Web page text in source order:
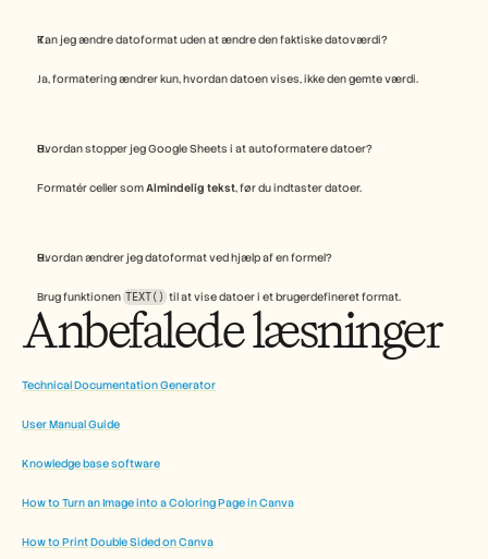
Kan jeg ændre datoformat uden at ændre den faktiske datoværdi?
Ja, formatering ændrer kun, hvordan datoen vises, ikke den gemte værdi.
Hvordan stopper jeg Google Sheets i at autoformatere datoer?
Formatér celler som Almindelig tekst, før du indtaster datoer.
Hvordan ændrer jeg datoformat ved hjælp af en formel?
Brug funktionen TEXT() til at vise datoer i et brugerdefineret format.
Anbefalede læsninger
Technical Documentation Generator
User Manual Guide
Knowledge base software
How to Turn an Image into a Coloring Page in Canva
How to Print Double Sided on Canva